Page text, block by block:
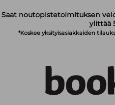
Saat noutopistetoimituksen
ylittää
*Koskee yksityisasiakkaiden